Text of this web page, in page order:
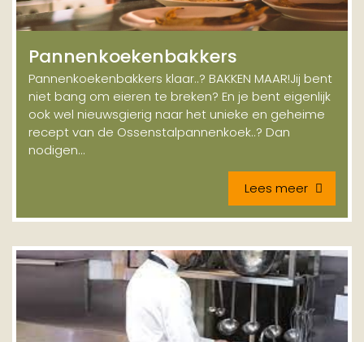
Pannenkoekenbakkers
Pannenkoekenbakkers klaar..? BAKKEN MAAR!Jij bent
niet bang om eieren te breken? En je bent eigenlijk
ook wel nieuwsgierig naar het unieke en geheime
recept van de Ossenstalpannenkoek..? Dan
nodigen...
Lees meer